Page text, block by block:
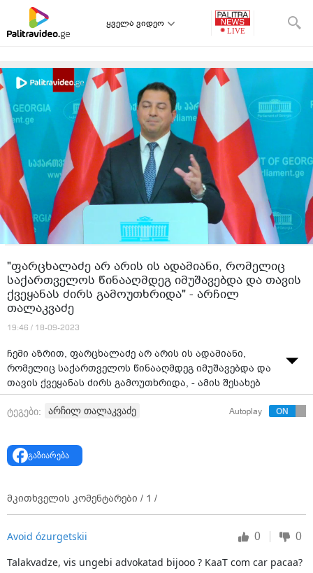
ყველა ვიდეო
"ფარცხალაძე არ არის ის ადამიანი, რომელიც
საქართველოს წინააღმდეგ იმუშავებდა და თავის
ქვეყანას ძირს გამოუთხრიდა" - არჩილ
თალაკვაძე
19:46 / 18-09-2023
ჩემი აზრით, ფარცხალაძე არ არის ის ადამიანი,
რომელიც საქართველოს წინააღმდეგ იმუშავებდა და
თავის ქვეყანას ძირს გამოუთხრიდა, - ამის შესახებ
პარლამენტის ვიცე- სპიკერმა არჩილ თალაკვაძემ
განაცხადა.
ტეგები: არჩილ თალაკვაძე Autoplay
გაზიარება
მკითხველის კომენტარები / 1 /
Avoid ózurgetskii 0 0
Talakvadze, vis ungebi advokatad bijooo ? KaaT com car pacaa?